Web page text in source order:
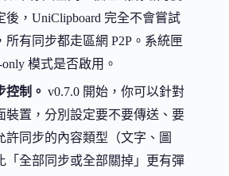
後，UniClipboard 完全不會嘗試
所有同步都走區網 P2P。系統匣
模式是否啟用。
控制。 v0.7.0 開始，你可以針對
裝置，分別設定要不要傳送、要
許同步的內容類型（文字、圖
「全部同步或全部關掉」更有彈